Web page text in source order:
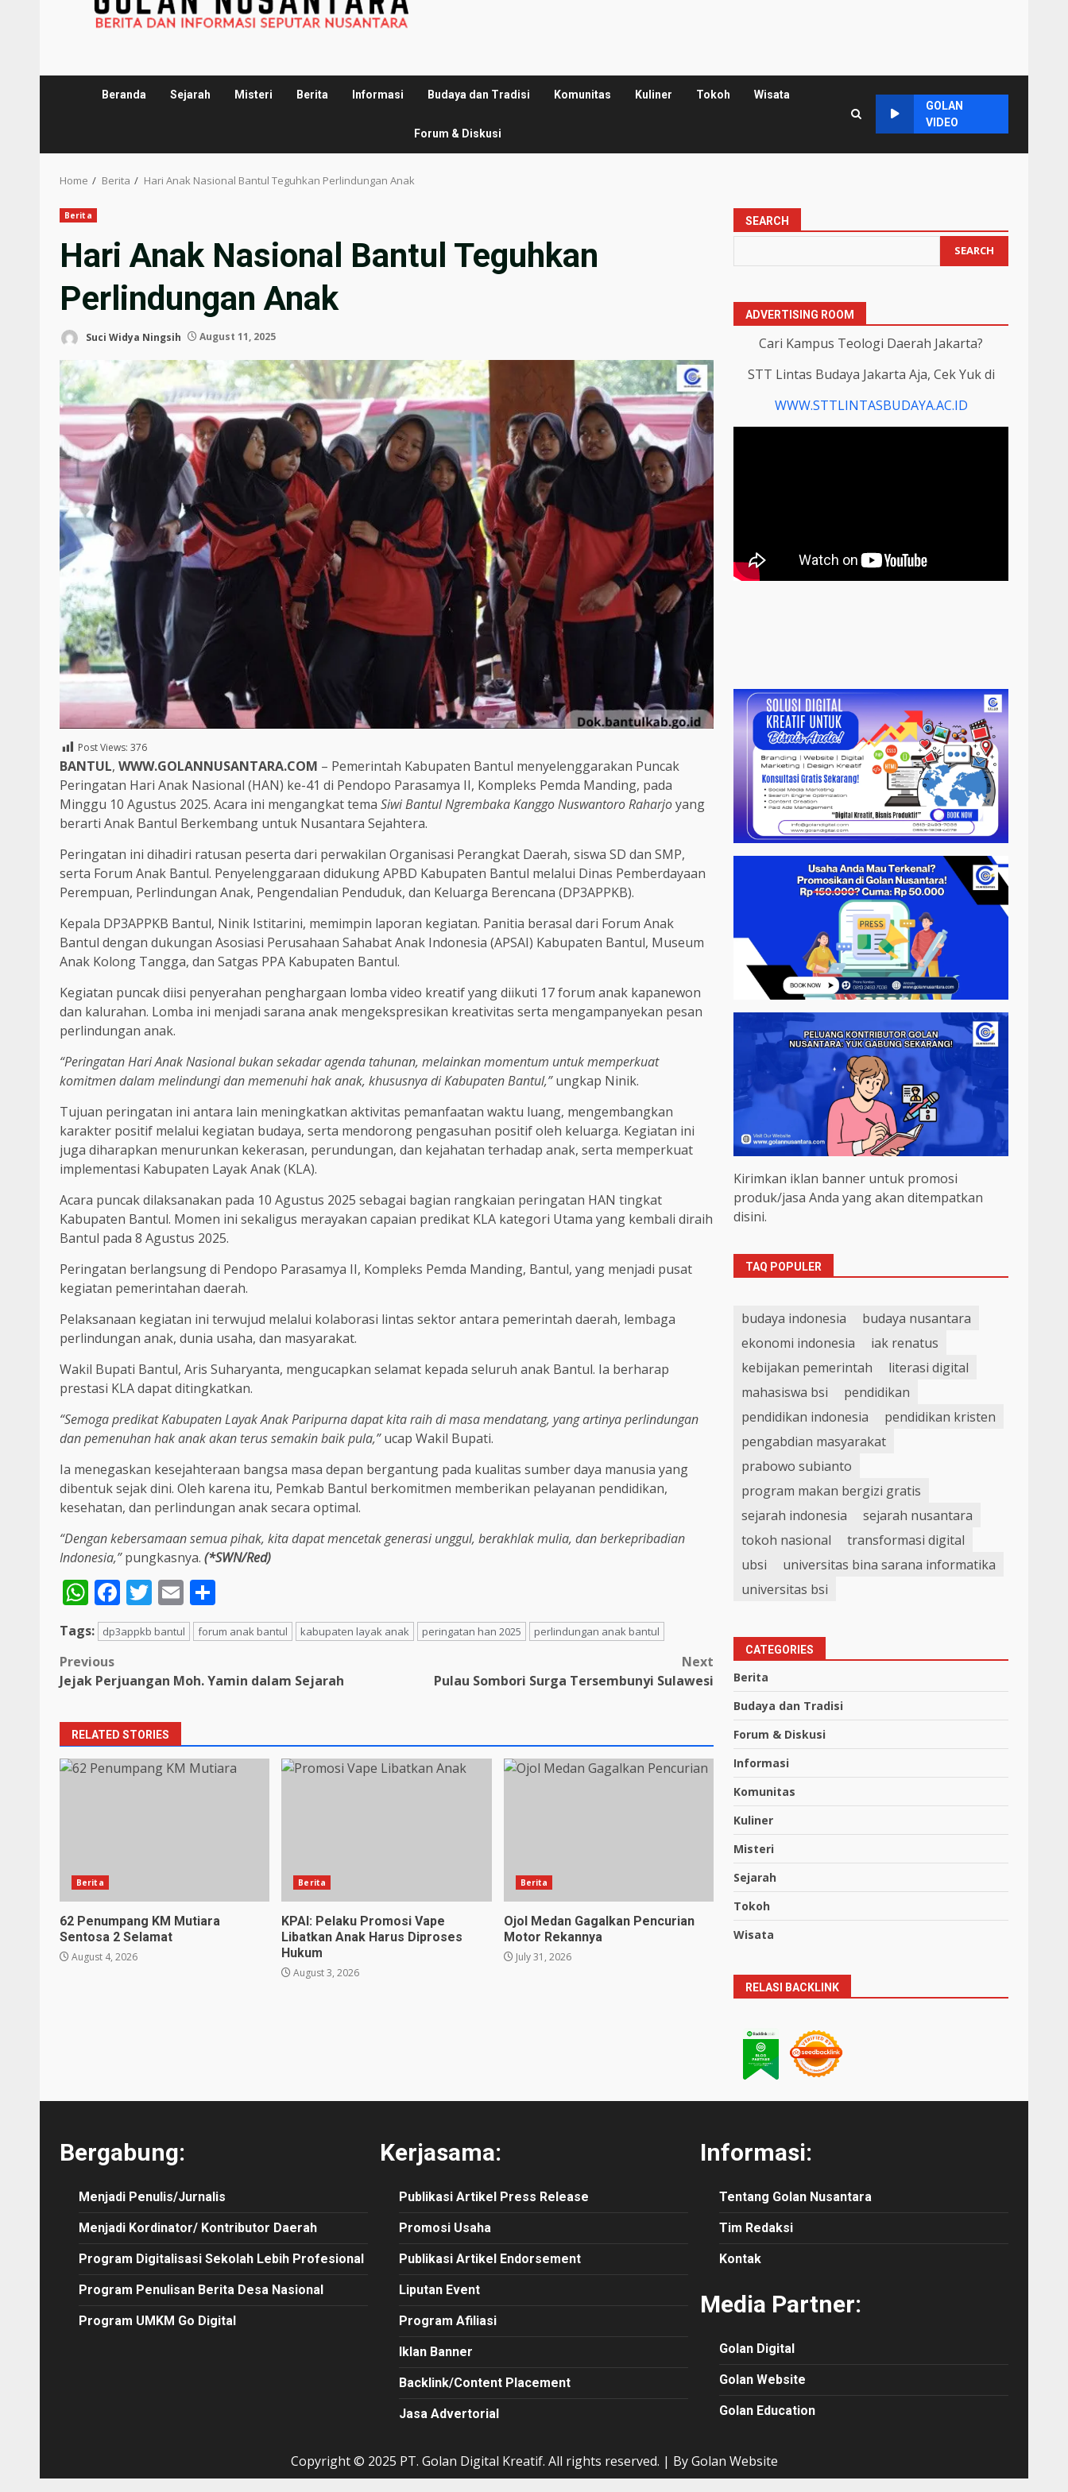
Beranda Sejarah Misteri Berita Informasi Budaya dan Tradisi Komunitas Kuliner Tokoh Wisata
Forum & Diskusi
GOLAN
VIDEO
Home Berita Hari Anak Nasional Bantul Teguhkan Perlindungan Anak
Berita
Hari Anak Nasional Bantul Teguhkan
Perlindungan Anak
Suci Widya Ningsih August 11, 2025
Post Views: 376
BANTUL, WWW.GOLANNUSANTARA.COM – Pemerintah Kabupaten Bantul menyelenggarakan Puncak
Peringatan Hari Anak Nasional (HAN) ke-41 di Pendopo Parasamya II, Kompleks Pemda Manding, pada
Minggu 10 Agustus 2025. Acara ini mengangkat tema Siwi Bantul Ngrembaka Kanggo Nuswantoro Raharjoyang
berarti Anak Bantul Berkembang untuk Nusantara Sejahtera.
Peringatan ini dihadiri ratusan peserta dari perwakilan Organisasi Perangkat Daerah, siswa SD dan SMP,
serta Forum Anak Bantul. Penyelenggaraan didukung APBD Kabupaten Bantul melalui Dinas Pemberdayaan
Perempuan, Perlindungan Anak, Pengendalian Penduduk, dan Keluarga Berencana (DP3APPKB).
Kepala DP3APPKB Bantul, Ninik Istitarini, memimpin laporan kegiatan. Panitia berasal dari Forum Anak
Bantul dengan dukungan Asosiasi Perusahaan Sahabat Anak Indonesia (APSAI) Kabupaten Bantul, Museum
Anak Kolong Tangga, dan Satgas PPA Kabupaten Bantul.
Kegiatan puncak diisi penyerahan penghargaan lomba video kreatif yang diikuti 17 forum anak kapanewon
dan kalurahan. Lomba ini menjadi sarana anak mengekspresikan kreativitas serta mengampanyekan pesan
perlindungan anak.
“Peringatan Hari Anak Nasional bukan sekadar agenda tahunan, melainkan momentum untuk memperkuat
komitmen dalam melindungi dan memenuhi hak anak, khususnya di Kabupaten Bantul,”ungkap Ninik.
Tujuan peringatan ini antara lain meningkatkan aktivitas pemanfaatan waktu luang, mengembangkan
karakter positif melalui kegiatan budaya, serta mendorong pengasuhan positif oleh keluarga. Kegiatan ini
juga diharapkan menurunkan kekerasan, perundungan, dan kejahatan terhadap anak, serta memperkuat
implementasi Kabupaten Layak Anak (KLA).
Acara puncak dilaksanakan pada 10 Agustus 2025 sebagai bagian rangkaian peringatan HAN tingkat
Kabupaten Bantul. Momen ini sekaligus merayakan capaian predikat KLA kategori Utama yang kembali diraih
Bantul pada 8 Agustus 2025.
Peringatan berlangsung di Pendopo Parasamya II, Kompleks Pemda Manding, Bantul, yang menjadi pusat
kegiatan pemerintahan daerah.
Pelaksanaan kegiatan ini terwujud melalui kolaborasi lintas sektor antara pemerintah daerah, lembaga
perlindungan anak, dunia usaha, dan masyarakat.
Wakil Bupati Bantul, Aris Suharyanta, mengucapkan selamat kepada seluruh anak Bantul. Ia berharap
prestasi KLA dapat ditingkatkan.
“Semoga predikat Kabupaten Layak Anak Paripurna dapat kita raih di masa mendatang, yang artinya perlindungan
dan pemenuhan hak anak akan terus semakin baik pula,”ucap Wakil Bupati.
Ia menegaskan kesejahteraan bangsa masa depan bergantung pada kualitas sumber daya manusia yang
dibentuk sejak dini. Oleh karena itu, Pemkab Bantul berkomitmen memberikan pelayanan pendidikan,
kesehatan, dan perlindungan anak secara optimal.
“Dengan kebersamaan semua pihak, kita dapat mencetak generasi unggul, berakhlak mulia, dan berkepribadian
Indonesia,”pungkasnya. (*SWN/Red)
WhatsApp
Facebook
Twitter
Email
Tags: dp3appkb bantul forum anak bantul kabupaten layak anak peringatan han 2025 perlindungan anak bantul
Post
navigation
Previous
Jejak Perjuangan Moh. Yamin dalam Sejarah
Next
Pulau Sombori Surga Tersembunyi Sulawesi
RELATED STORIES
Berita
62 Penumpang KM Mutiara
Sentosa 2 Selamat
August 4, 2026
Berita
KPAI: Pelaku Promosi Vape
Libatkan Anak Harus Diproses
Hukum
August 3, 2026
Berita
Ojol Medan Gagalkan Pencurian
Motor Rekannya
July 31, 2026
SEARCH
SEARCH
ADVERTISING ROOM
Cari Kampus Teologi Daerah Jakarta?
STT Lintas Budaya Jakarta Aja, Cek Yuk di
WWW.STTLINTASBUDAYA.AC.ID
Kirimkan iklan banner untuk promosi
produk/jasa Anda yang akan ditempatkan
disini.
TAQ POPULER
budaya indonesia
budaya nusantara
ekonomi indonesia
iak renatus
kebijakan pemerintah
literasi digital
mahasiswa bsi
pendidikan
pendidikan indonesia
pendidikan kristen
pengabdian masyarakat
prabowo subianto
program makan bergizi gratis
sejarah indonesia
sejarah nusantara
tokoh nasional
transformasi digital
ubsi
universitas bina sarana informatika
universitas bsi
CATEGORIES
Berita
Budaya dan Tradisi
Forum & Diskusi
Informasi
Komunitas
Kuliner
Misteri
Sejarah
Tokoh
Wisata
RELASI BACKLINK
Bergabung:
Menjadi Penulis/Jurnalis
Menjadi Kordinator/ Kontributor Daerah
Program Digitalisasi Sekolah Lebih Profesional
Program Penulisan Berita Desa Nasional
Program UMKM Go Digital
Kerjasama:
Publikasi Artikel Press Release
Promosi Usaha
Publikasi Artikel Endorsement
Liputan Event
Program Afiliasi
Iklan Banner
Backlink/Content Placement
Jasa Advertorial
Informasi:
Tentang Golan Nusantara
Tim Redaksi
Kontak
Media Partner:
Golan Digital
Golan Website
Golan Education
Copyright © 2025 PT. Golan Digital Kreatif. All rights reserved. | By Golan Website